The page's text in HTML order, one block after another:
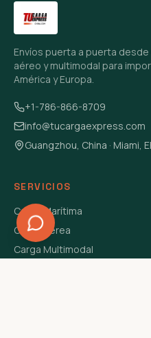
Envíos puerta a puerta desde
aéreo y multimodal para
América y Europa.
+1-786-866-8709
info@tucargaexpress.com
Guangzhou, China · Miami,
SERVICIOS
Carga Marítima
Carga Aérea
Carga Multimodal